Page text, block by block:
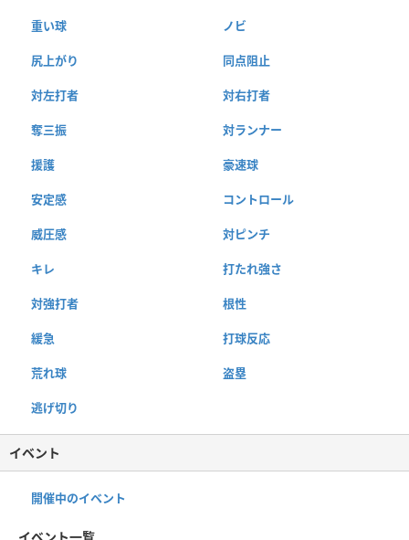
重い球 ノビ
尻上がり 同点阻止
対左打者 対右打者
奪三振 対ランナー
援護 豪速球
安定感 コントロール
威圧感 対ピンチ
キレ 打たれ強さ
対強打者 根性
緩急 打球反応
荒れ球 盗塁
逃げ切り
イベント
開催中のイベント
イベント一覧